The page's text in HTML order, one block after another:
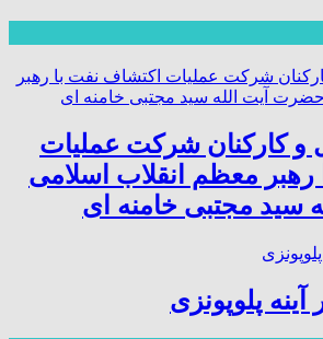
و کارکنان شرکت عملیات
رهبر معظم انقلاب اسلامی
سید مجتبی خامنه ای
پلوپونزی